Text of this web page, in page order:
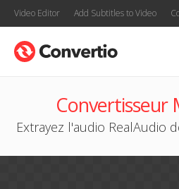
Video Editor Add Subtitles to Video
Convertisseur
Extrayez l'audio RealAudio